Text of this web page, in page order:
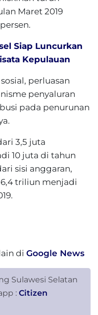
Maret 2019
Siap Luncurkan
Kepulauan
perluasan
penyaluran
pada penurunan
3,5 juta
10 juta di tahun
sisi anggaran,
triliun menjadi
di Google News
Sulawesi Selatan
: Citizen